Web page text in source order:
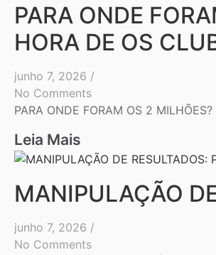
PARA ONDE
HORA DE OS
junho 7, 2026 /
No Comments
PARA ONDE FORAM OS 2
Leia Mais
MANIPULAÇÃO
junho 7, 2026 /
No Comments